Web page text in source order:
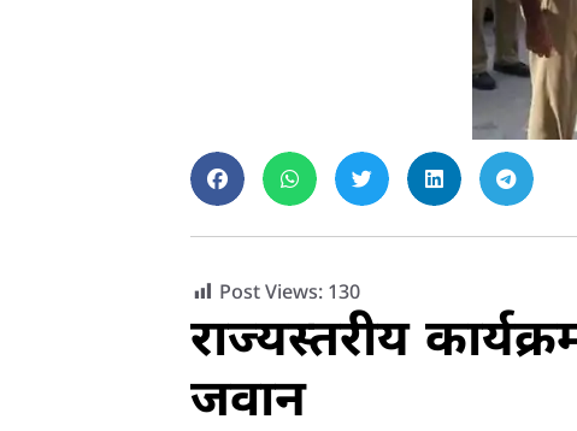
Post Views: 130
राज्यस्तरीय
जवान